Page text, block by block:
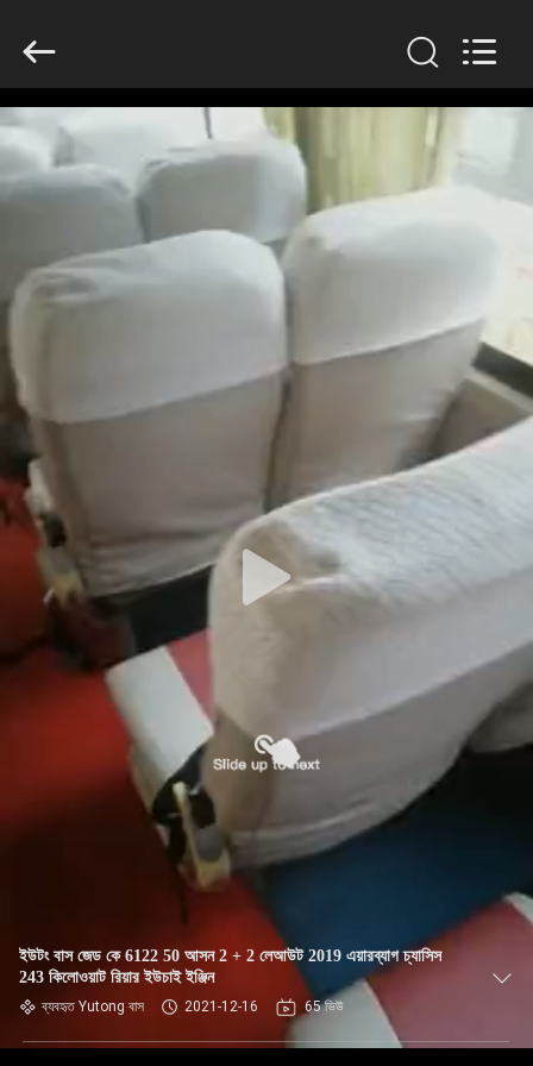
বাড়ি
পণ্য
আমাদের
কারখানা
ভ্রমণ
মান
নিয়ন্ত্রণ
যোগাযোগ
করুন
জন্য
আবেদন
ম্যাপ
গোপনীয়তা
নীতি
CO.,
LTD..
Rights
ইউটং বাস জেড কে 6122 50 আসন 2 + 2 লেআউট 2019 এয়ারব্যাগ চ্যাসিস
243 কিলোওয়াট রিয়ার ইউচাই ইঞ্জিন
ব্যবহৃত Yutong বাস 2021-12-16 65 ভিউ